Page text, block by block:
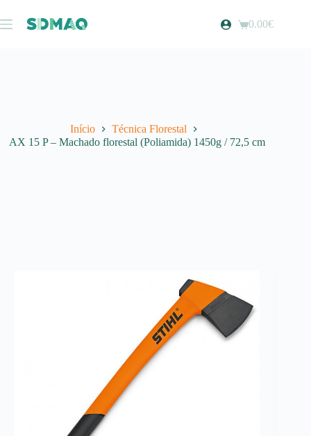
para
o
Carrinho
0.00€
Início
Técnica Florestal
AX 15 P – Machado florestal (Poliamida) 1450g / 72,5 cm